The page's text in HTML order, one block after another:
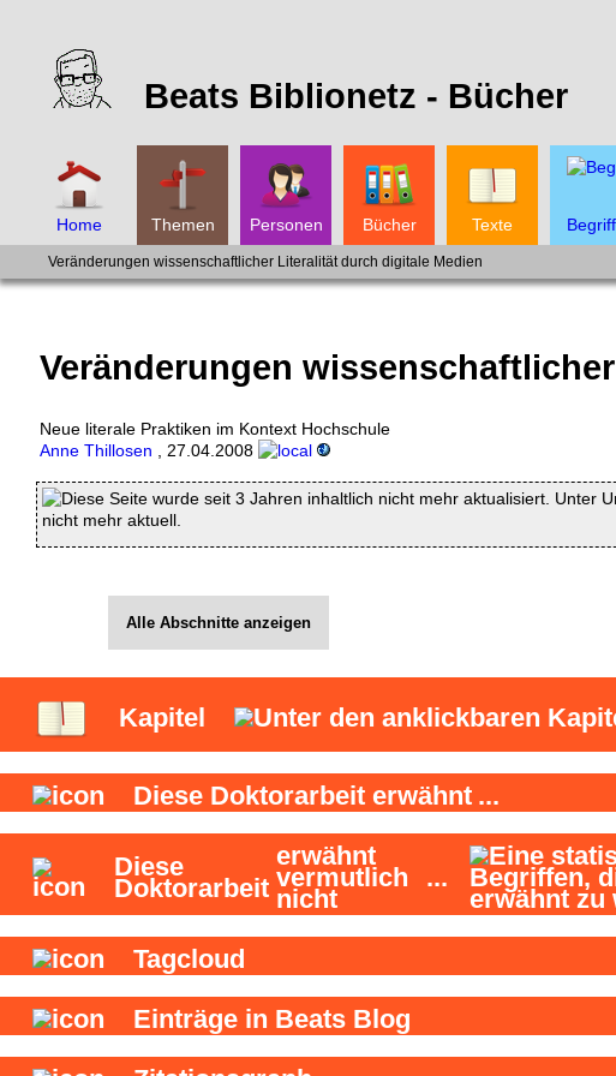
Beats Biblionetz - Bücher
Home Themen Personen Bücher Texte
Veränderungen wissenschaftlicher Literalität durch digitale Medien
Veränderungen
Neue literale Praktiken im Kontext Hochschule
Anne Thillosen
27.04.2008
Diese Seite wurde seit 3 Jahren inhaltlich nicht mehr aktualisiert. Unter
nicht mehr aktuell.
Alle Abschnitte anzeigen
Kapitel
Diese Doktorarbeit erwähnt ...
Diese
Doktorarbeit
erwähnt
vermutlich
nicht
...
Tagcloud
Einträge in Beats Blog